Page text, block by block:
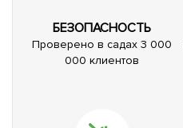
БЕЗОПАСНОСТЬ
Проверено в садах 3 000
000 клиентов